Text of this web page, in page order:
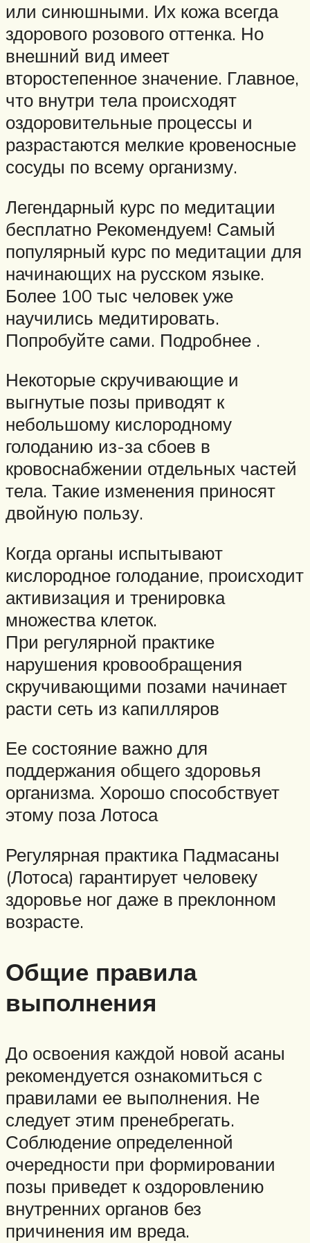
или синюшными. Их кожа всегда
здорового розового оттенка. Но
внешний вид имеет
второстепенное значение. Главное,
что внутри тела происходят
оздоровительные процессы и
разрастаются мелкие кровеносные
сосуды по всему организму.
Легендарный курс по медитации
бесплатно Рекомендуем! Самый
популярный курс по медитации для
начинающих на русском языке.
Более 100 тыс человек уже
научились медитировать.
Попробуйте сами. Подробнее .
Некоторые скручивающие и
выгнутые позы приводят к
небольшому кислородному
голоданию из-за сбоев в
кровоснабжении отдельных частей
тела. Такие изменения приносят
двойную пользу.
Когда органы испытывают
кислородное голодание, происходит
активизация и тренировка
множества клеток.
При регулярной практике
нарушения кровообращения
скручивающими позами начинает
расти сеть из капилляров
Ее состояние важно для
поддержания общего здоровья
организма. Хорошо способствует
этому поза Лотоса
Регулярная практика Падмасаны
(Лотоса) гарантирует человеку
здоровье ног даже в преклонном
возрасте.
Общие правила
выполнения
До освоения каждой новой асаны
рекомендуется ознакомиться с
правилами ее выполнения. Не
следует этим пренебрегать.
Соблюдение определенной
очередности при формировании
позы приведет к оздоровлению
внутренних органов без
причинения им вреда.